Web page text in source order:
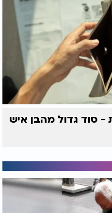
- סוד גדול מהבן איש